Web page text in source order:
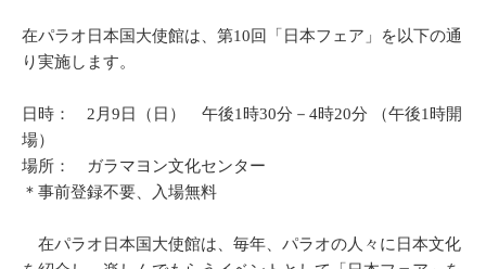
在パラオ日本国大使館は、第10回「日本フェア」を以下の通
り実施します。
日時： 2月9日（日） 午後1時30分－4時20分 （午後1時開
場）
場所： ガラマヨン文化センター
＊事前登録不要、入場無料
在パラオ日本国大使館は、毎年、パラオの人々に日本文化